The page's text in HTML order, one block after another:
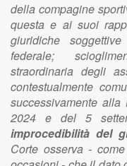
della compagine
questa e ai suoi
giuridiche
federale;
straordinaria degli
contestualmente
successivamente
2024 e del 5
improcedibilità del
Corte osserva -